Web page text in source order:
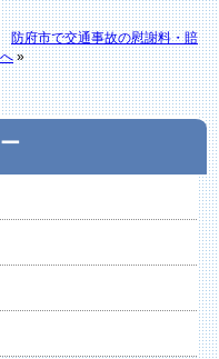
防府市で交通事故の慰謝料・賠
»